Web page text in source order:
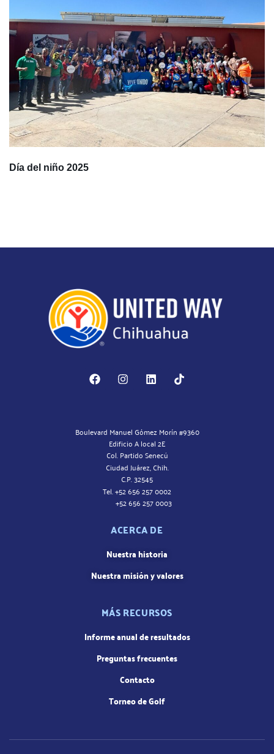
Día del niño 2025
Boulevard Manuel Gómez Morín #9360
Edificio A local 2E
Col. Partido Senecú
Ciudad Juárez, Chih.
C.P. 32545
Tel. +52 656 257 0002
+52 656 257 0003
ACERCA DE
Nuestra historia
Nuestra misión y valores
MÁS RECURSOS
Informe anual de resultados
Preguntas frecuentes
Contacto
Torneo de Golf